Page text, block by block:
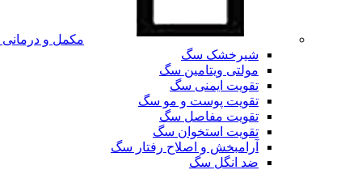
مکمل و
شیرخشک سگ
مولتی ویتامین سگ
تقویت ایمنی سگ
تقویت پوست و مو سگ
تقویت مفاصل سگ
تقویت استخوان سگ
آرامبخش و اصلاح رفتار سگ
ضد انگل سگ